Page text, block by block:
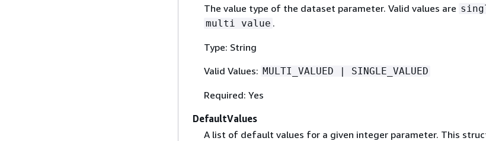
The value type of the dataset parameter. Valid values are
multi value .
Type: String
Valid Values: MULTI_VALUED | SINGLE_VALUED
Required: Yes
DefaultValues
A list of default values for a given integer parameter. This